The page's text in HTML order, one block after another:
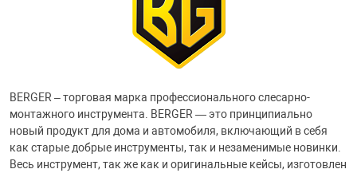
BERGER – торговая марка профессионального слесарно-
монтажного инструмента. BERGER — это принципиально
новый продукт для дома и автомобиля, включающий в себя
как старые добрые инструменты, так и незаменимые новинки.
Весь инструмент, так же как и оригинальные кейсы, изготовлен